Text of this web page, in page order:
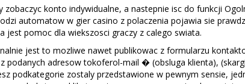
zobaczyc konto indywidualne, a nastepnie isc do funkcji
automatow w gier casino z polaczenia pojawia sie
jest pomoc dla wiekszosci graczy z calego swiata.
jest to mozliwe nawet publikowac z formularzu
podanych adresow tokoferol-mail � (obsluga klienta),
podkategorie zostaly przedstawione w pewnym sensie,